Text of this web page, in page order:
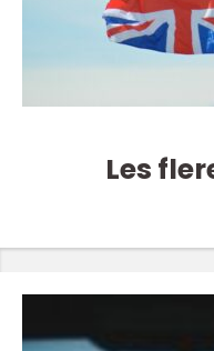
Les